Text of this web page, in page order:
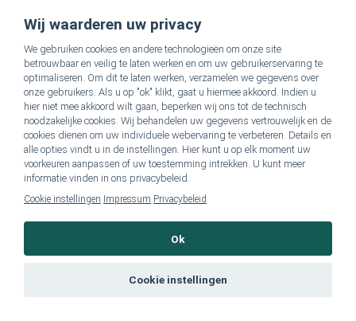
onvervulde kinderwens vanwege het
uitblijven van zwangerschap,
endometriose heeft[...]
Vakantie in Hongarije: ervaar de
Hongaarse natuur, cultuur, en
pure wellness
Hongarije heeft voor ieder wat wils
families. Hongarije bevindt zich in
het hart van Europa. De rivier de[...]
Wij waarderen uw privacy
We gebruiken cookies en andere technologieën om onze site
betrouwbaar en veilig te laten werken en om uw gebruikerservaring te
optimaliseren. Om dit te laten werken, verzamelen we gegevens over
onze gebruikers. Als u op "ok" klikt, gaat u hiermee akkoord. Indien u
hier niet mee akkoord wilt gaan, beperken wij ons tot de technisch
noodzakelijke cookies. Wij behandelen uw gegevens vertrouwelijk en de
cookies dienen om uw individuele webervaring te verbeteren. Details en
alle opties vindt u in de instellingen. Hier kunt u op elk moment uw
voorkeuren aanpassen of uw toestemming intrekken. U kunt meer
informatie vinden in ons privacybeleid.
Cookie instellingen Impressum Privacybeleid
Ok
Cookie instellingen